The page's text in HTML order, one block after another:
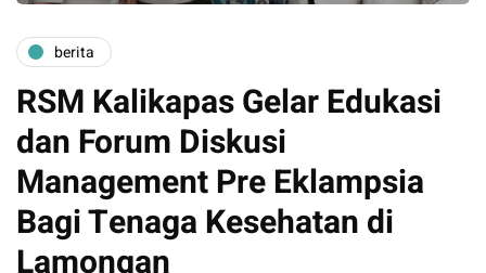
berita
RSM Kalikapas Gelar Edukasi
dan Forum Diskusi
Management Pre Eklampsia
Bagi Tenaga Kesehatan di
Lamongan